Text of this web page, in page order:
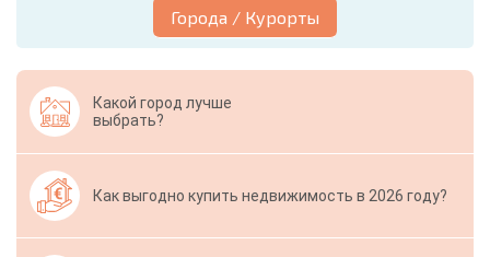
Города / Курорты
Какой город лучше
выбрать?
Как выгодно купить недвижимость в 2026 году?